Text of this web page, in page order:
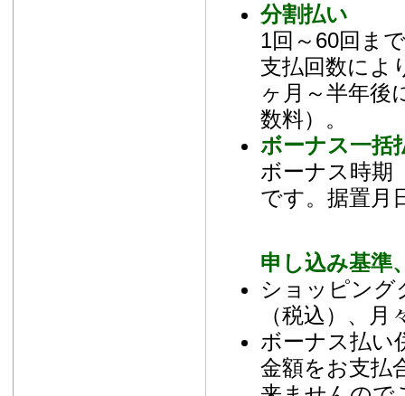
分割払い
1回～60回ま
支払回数によ
ヶ月～半年後
数料）。
ボーナス一括
ボーナス時期
です。据置月
申し込み基準
ショッピング
（税込）、
ボーナス払い
金額をお支払